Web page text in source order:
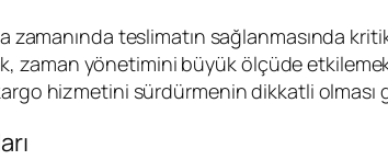
zamanında teslimatın sağlanmasında
zaman yönetimini büyük ölçüde
hizmetini sürdürmenin dikkatli olması